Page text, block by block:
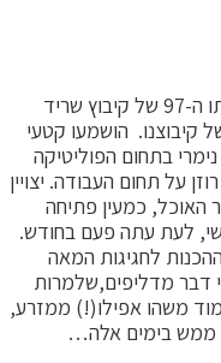
» 28.07 – בקבלת השבת צויין יום הולדתו ה-97 של קיבוץ שריד
– רק שלוש שנים לפני יובל ה-100 של קיבוצנו. הושמעו קטעי
נימרי בתחום הפוליטיקה
על תחום העבודה. יצויין
האוכל, כמעין פתיחה
לעת עתה פעם בחודש.
לחגיגות המאה
דבר מדליפים,שלמרות
משהו אפילו(!) ממזרע,
ממש בימים אלה…